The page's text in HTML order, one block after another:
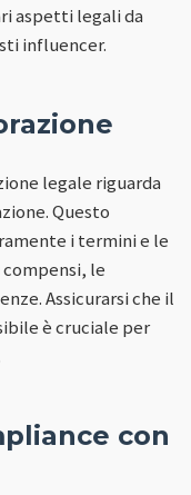
aspetti legali da
influencer.
legale riguarda
Questo
i termini e le
le
Assicurarsi che il
è cruciale per
con